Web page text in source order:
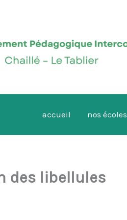
accueil nos écoles
des libellules